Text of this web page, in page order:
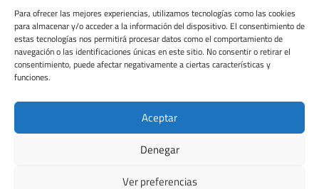
Para ofrecer las mejores experiencias, utilizamos tecnologías como las cookies
para almacenar y/o acceder a la información del dispositivo. El consentimiento de
estas tecnologías nos permitirá procesar datos como el comportamiento de
navegación o las identificaciones únicas en este sitio. No consentir o retirar el
consentimiento, puede afectar negativamente a ciertas características y
funciones.
Aceptar
Denegar
Ver preferencias